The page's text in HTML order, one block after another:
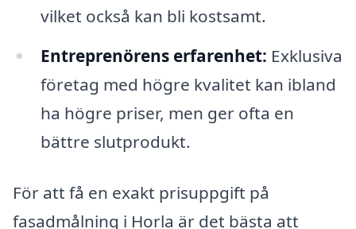
vilket också kan bli kostsamt.
Entreprenörens erfarenhet: Exklusiva
företag med högre kvalitet kan ibland
ha högre priser, men ger ofta en
bättre slutprodukt.
För att få en exakt prisuppgift på
fasadmålning i Horla är det bästa att